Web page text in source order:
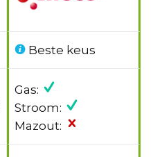
Beste keus
Gas:
Stroom:
Mazout: